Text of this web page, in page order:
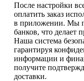
После настройки
оплатить заказ
в приложении. Мы
банков, что делает
Наша система
гарантируя
информации и
получите
доставки.